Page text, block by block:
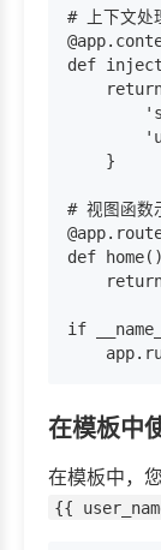
# 上下文处
def
    }
# 视图函数
def
if
在模板中
在模板中，
{{